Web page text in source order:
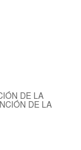
DE LA
DE LA